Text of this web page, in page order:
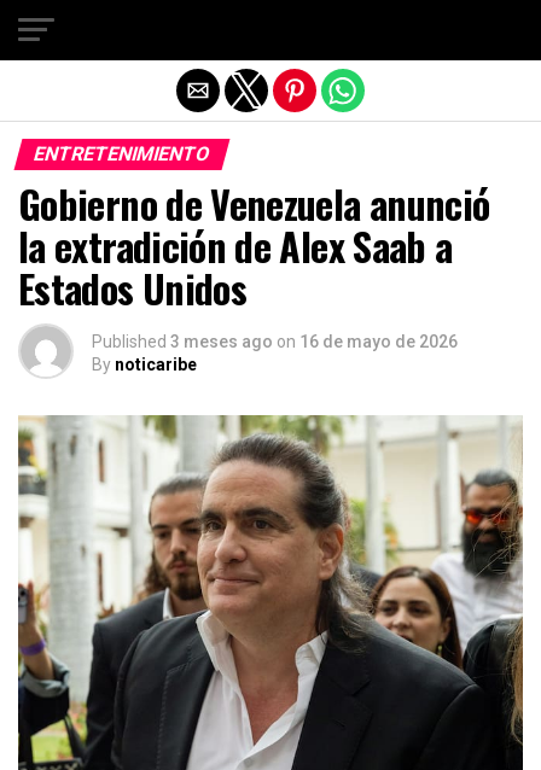
ENTRETENIMIENTO
Gobierno de Venezuela anunció
la extradición de Alex Saab a
Estados Unidos
Published 3 meses ago on 16 de mayo de 2026
By noticaribe